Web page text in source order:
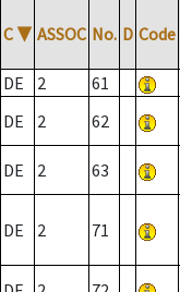
C ▼ ASSOC No. D Code
DE 2 61
DE
2 62
DE 2 63
DE 2 71